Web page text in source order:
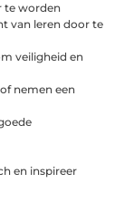
te worden
van leren door te
veiligheid en
nemen een
en inspireer